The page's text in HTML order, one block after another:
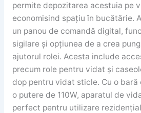
permite depozitarea acestuia pe
economisind spațiu în bucătărie.
un panou de comandă digital,
sigilare și opțiunea de a crea
ajutorul rolei. Acesta include
precum role pentru vidat și
dop pentru vidat sticle. Cu o bară
o putere de 110W, aparatul de
perfect pentru utilizare